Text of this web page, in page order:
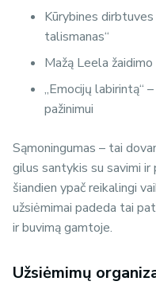
Kūrybines
talismanas“
Mažą Leela
„Emocijų labirintą“
pažinimui
Sąmoningumas – tai
gilus santykis su savimi ir
šiandien ypač reikalingi
užsiėmimai padeda tai
ir buvimą gamtoje.
Užsiėmimų